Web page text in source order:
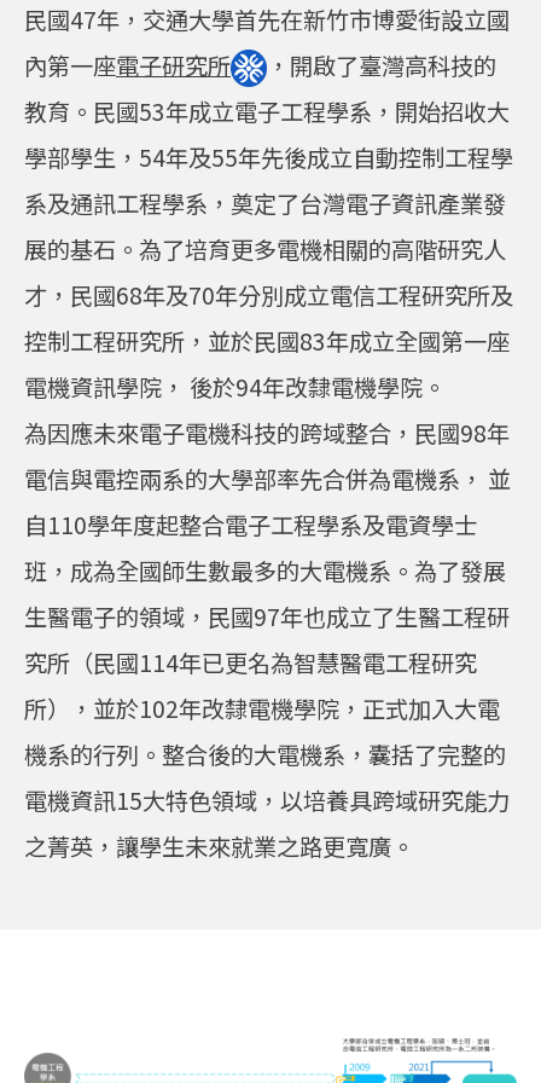
民國47年，交通大學首先在新竹市博愛街設立國
內第一座電子研究所
，開啟了臺灣高科技的
教育。民國53年成立電子工程學系，開始招收大
學部學生，54年及55年先後成立自動控制工程學
系及通訊工程學系，奠定了台灣電子資訊產業發
展的基石。為了培育更多電機相關的高階研究人
才，民國68年及70年分別成立電信工程研究所及
控制工程研究所，並於民國83年成立全國第一座
電機資訊學院， 後於94年改隸電機學院。
為因應未來電子電機科技的跨域整合，民國98年
電信與電控兩系的大學部率先合併為電機系， 並
自110學年度起整合電子工程學系及電資學士
班，成為全國師生數最多的大電機系。為了發展
生醫電子的領域，民國97年也成立了生醫工程研
究所（民國114年已更名為智慧醫電工程研究
所），並於102年改隸電機學院，正式加入大電
機系的行列。整合後的大電機系，囊括了完整的
電機資訊15大特色領域，以培養具跨域研究能力
之菁英，讓學生未來就業之路更寬廣。